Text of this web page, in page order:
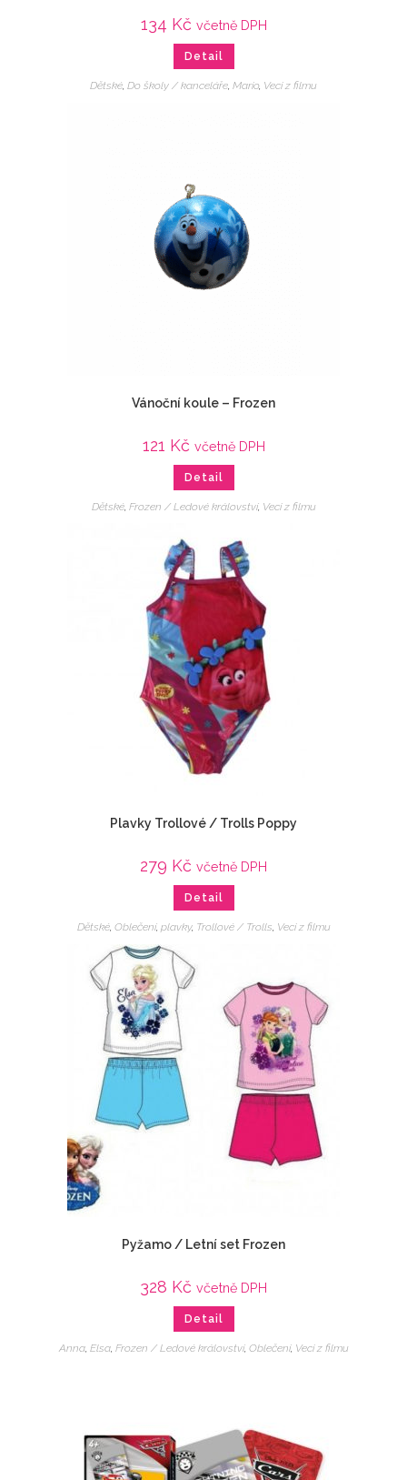
134 Kč včetně DPH
Detail
Dětské, Do školy / kanceláře, Mario, Veci z filmu
Vánoční koule – Frozen
121 Kč včetně DPH
Detail
Dětské, Frozen / Ledové království, Veci z filmu
Plavky Trollové / Trolls Poppy
279 Kč včetně DPH
Detail
Dětské, Oblečení, plavky, Trollové / Trolls, Veci z filmu
Pyžamo / Letní set Frozen
328 Kč včetně DPH
Detail
Anna, Elsa, Frozen / Ledové království, Oblečení, Veci z filmu